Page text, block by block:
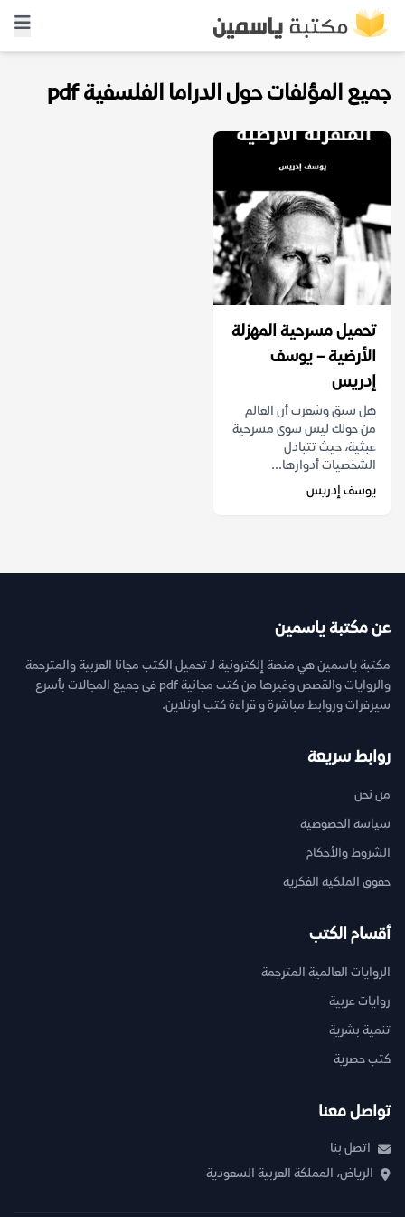
جميع المؤلفات حول الدراما الفلسفية pdf
تحميل مسرحية المهزلة
الأرضية – يوسف
إدريس
هل سبق وشعرت أن العالم
من حولك ليس سوى مسرحية
عبثية، حيث تتبادل
الشخصيات أدوارها...
يوسف إدريس
عن مكتبة ياسمين
مكتبة ياسمين هي منصة إلكترونية لـ تحميل الكتب مجانا العربية والمترجمة
والروايات والقصص وغيرها من كتب مجانية pdf فى جميع المجالات بأسرع
سيرفرات وروابط مباشرة و قراءة كتب اونلاين.
روابط سريعة
من نحن
سياسة الخصوصية
الشروط والأحكام
حقوق الملكية الفكرية
أقسام الكتب
الروايات العالمية المترجمة
روايات عربية
تنمية بشرية
كتب حصرية
تواصل معنا
اتصل بنا
الرياض، المملكة العربية السعودية